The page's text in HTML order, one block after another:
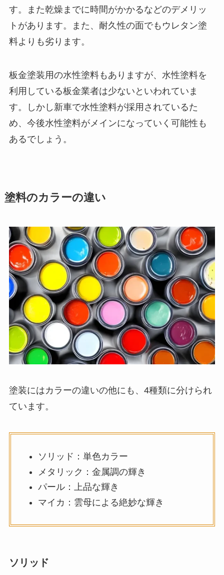
す。また乾燥までに時間がかかるなどのデメリッ
トがあります。また、耐久性の面でもウレタン塗
料よりも劣ります。
板金塗装用の水性塗料もありますが、水性塗料を
利用している板金業者は少ないといわれていま
す。しかし新車で水性塗料が採用されているた
め、今後水性塗料がメインになっていく可能性も
あるでしょう。
塗料のカラーの違い
塗装にはカラーの違いの他にも、4種類に分けられ
ています。
ソリッド：単色カラー
メタリック：金属調の輝き
パール：上品な輝き
マイカ：雲母による絶妙な輝き
ソリッド